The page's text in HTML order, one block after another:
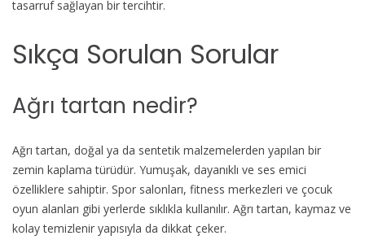
tasarruf sağlayan bir tercihtir.
Sıkça Sorulan Sorular
Ağrı tartan nedir?
Ağrı tartan, doğal ya da sentetik malzemelerden yapılan bir
zemin kaplama türüdür. Yumuşak, dayanıklı ve ses emici
özelliklere sahiptir. Spor salonları, fitness merkezleri ve çocuk
oyun alanları gibi yerlerde sıklıkla kullanılır. Ağrı tartan, kaymaz ve
kolay temizlenir yapısıyla da dikkat çeker.